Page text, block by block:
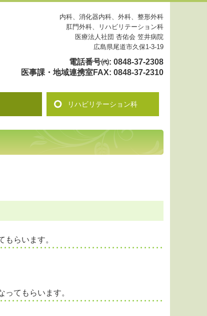
内科、消化器内科、外科、整形外科
肛門外科、リハビリテーション科
医療法人社団 杏佑会 笠井病院
広島県尾道市久保1-3-19
電話番号㈹: 0848-37-2308
医事課・地域連携室FAX: 0848-37-2310
リハビリテーション科
らいます。
てもらいます。